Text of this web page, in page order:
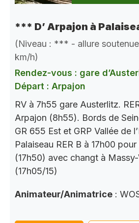
*** D’ Arpajon à
(Niveau : *** - allure
km/h)
Rendez-vous : gare
Départ : Arpajon
RV à 7h55 gare Austerlitz.
Arpajon (8h55). Bords de
GR 655 Est et GRP Vallée de
Palaiseau RER B à 17h00
(17h50) avec changt à
(17h05/15)
Animateur/Animatrice :